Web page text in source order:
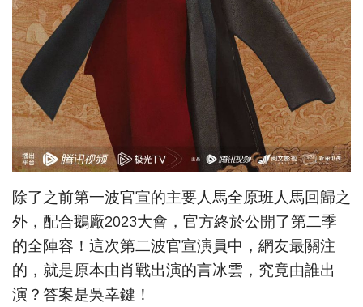
除了之前第一波官宣的主要人馬全原班人馬回歸之
外，配合鵝廠2023大會，官方終於公開了第二季
的全陣容！這次第二波官宣演員中，網友最關注
的，就是原本由肖戰出演的言冰雲，究竟由誰出
演？答案是吳幸鍵！